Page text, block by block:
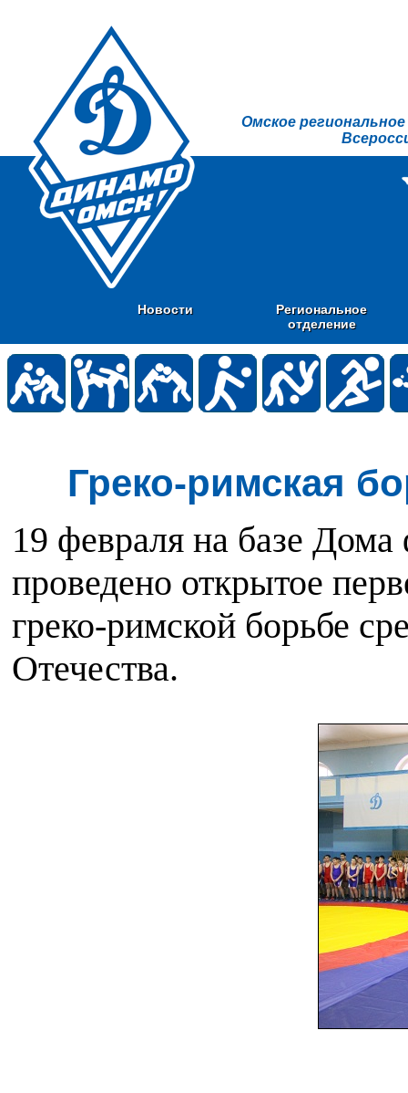
Омское
Новости
Региональное
отделение
Греко-римская
19 февраля на базе
проведено открытое
греко-римской борьбе
Отечества.